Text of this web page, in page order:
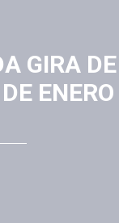
GIRA DE
ENERO